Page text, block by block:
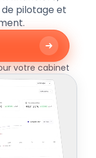
pilotage et
votre cabinet